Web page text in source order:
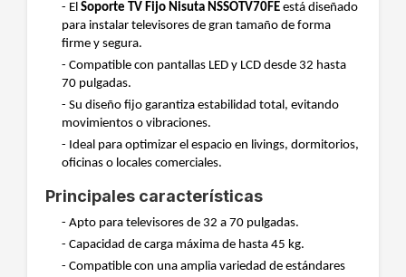
- El Soporte TV Fijo Nisuta NSSOTV70FE está diseñado
para instalar televisores de gran tamaño de forma
firme y segura.
- Compatible con pantallas LED y LCD desde 32 hasta
70 pulgadas.
- Su diseño fijo garantiza estabilidad total, evitando
movimientos o vibraciones.
- Ideal para optimizar el espacio en livings, dormitorios,
oficinas o locales comerciales.
Principales características
- Apto para televisores de 32 a 70 pulgadas.
- Capacidad de carga máxima de hasta 45 kg.
- Compatible con una amplia variedad de estándares